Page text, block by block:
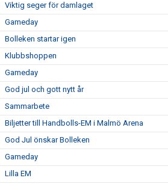
Viktig seger för damlaget
Gameday
Bolleken startar igen
Klubbshoppen
Gameday
God jul och gott nytt år
Sammarbete
Biljetter till Handbolls-EM i Malmö Arena
God Jul önskar Bolleken
Gameday
Lilla EM